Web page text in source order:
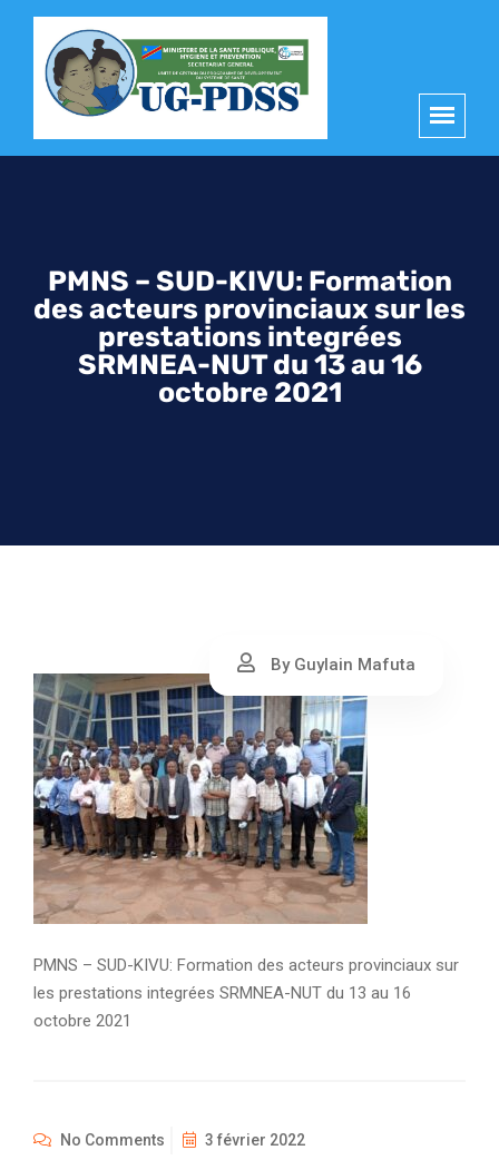
PMNS – SUD-KIVU: Formation
des acteurs provinciaux sur les
prestations integrées
SRMNEA-NUT du 13 au 16
octobre 2021
By Guylain Mafuta
PMNS – SUD-KIVU: Formation des acteurs provinciaux sur
les prestations integrées SRMNEA-NUT du 13 au 16
octobre 2021
No Comments 3 février 2022